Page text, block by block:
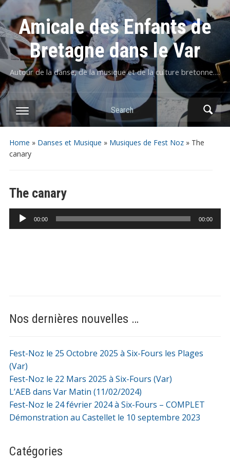
Amicale des Enfants de
Bretagne dans le Var
Autour de la danse, de la musique et de la culture bretonne….
Home » Danses et Musique » Musiques de Fest Noz» The
canary
The canary
Lecteur
audio
00:00 00:00
Nos dernières nouvelles …
Fest-Noz le 25 Octobre 2025 à Six-Fours les Plages
(Var)
Fest-Noz le 22 Mars 2025 à Six-Fours (Var)
L’AEB dans Var Matin (11/02/2024)
Fest-Noz le 24 février 2024 à Six-Fours – COMPLET
Démonstration au Castellet le 10 septembre 2023
Catégories